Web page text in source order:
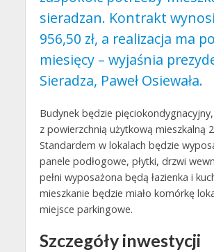
sieradzan. Kontrakt
956,50 zł, a realizacja ma
miesięcy – wyjaśnia
Sieradza, Paweł Osiewała.
Budynek będzie
z powierzchnią użytkową mieszkalną
Standardem w lokalach będzie
panele podłogowe, płytki, drzwi
pełni wyposażona będą łazienka i
mieszkanie będzie miało komórkę
miejsce parkingowe.
Szczegóły inwestycji